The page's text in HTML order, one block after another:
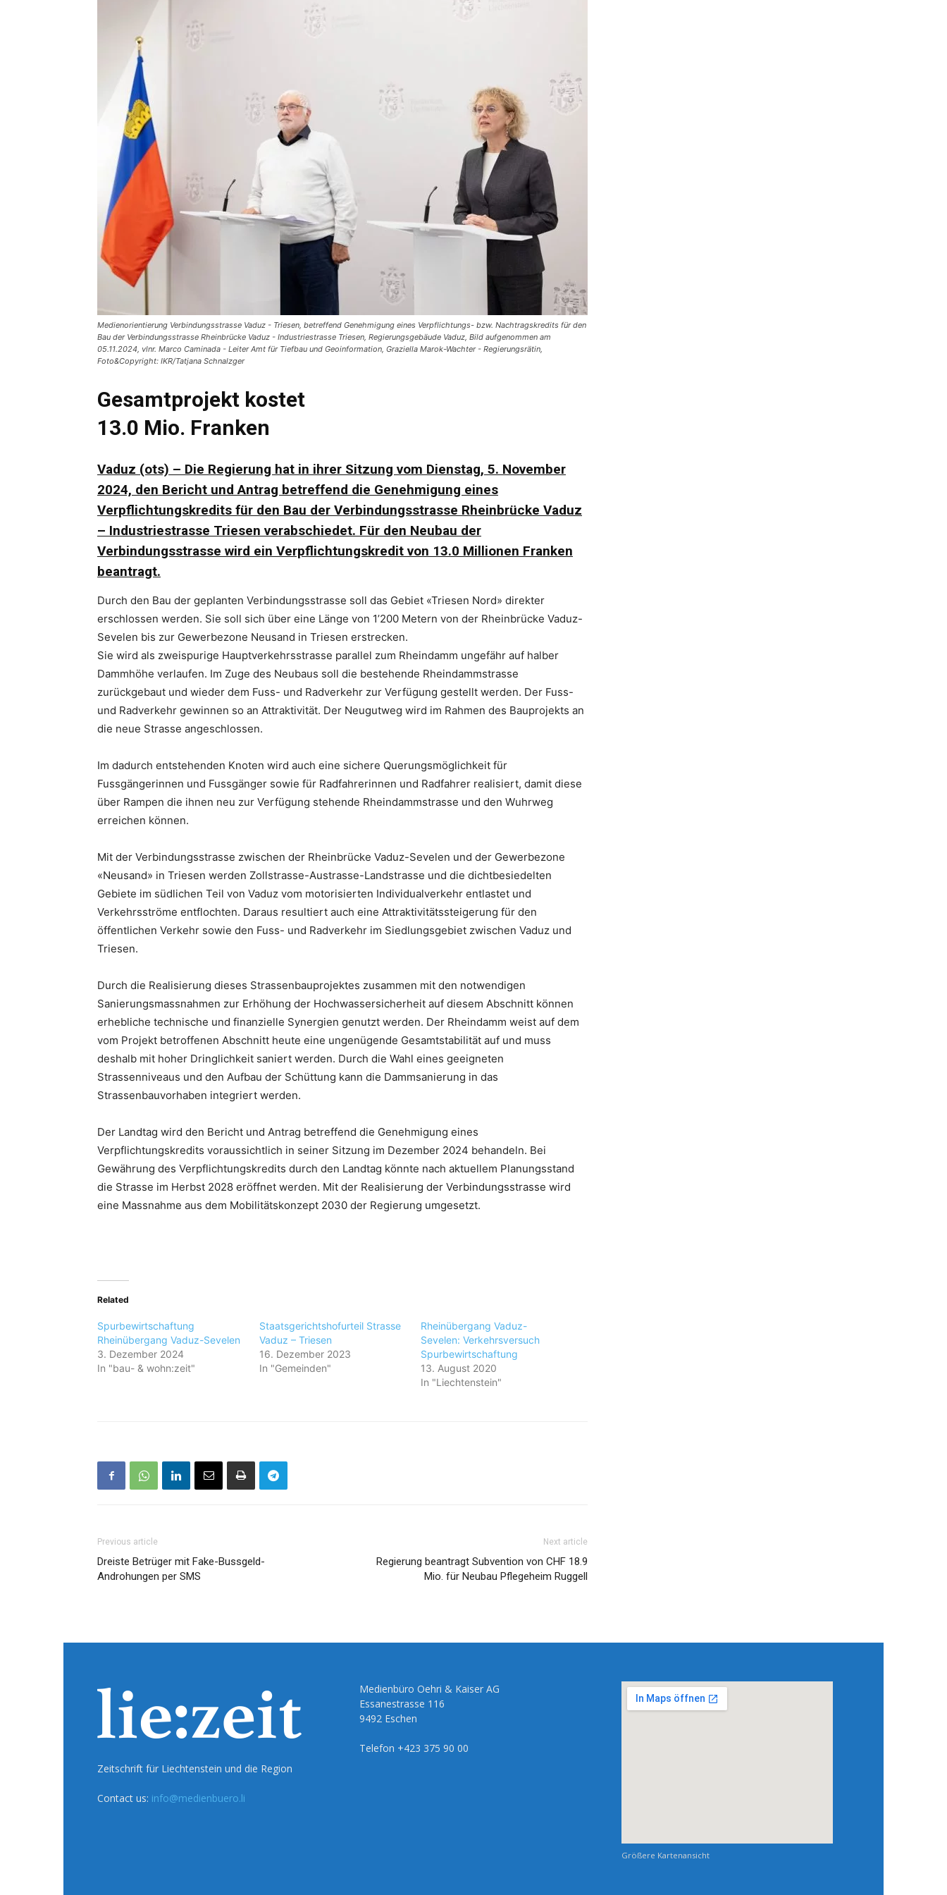
Medienorientierung Verbindungsstrasse Vaduz - Triesen, betreffend Genehmigung eines Verpflichtungs- bzw. Nachtragskredits für den
Bau der Verbindungsstrasse Rheinbrücke Vaduz - Industriestrasse Triesen, Regierungsgebäude Vaduz, Bild aufgenommen am
05.11.2024, vlnr. Marco Caminada - Leiter Amt für Tiefbau und Geoinformation, Graziella Marok-Wachter - Regierungsrätin,
Foto&Copyright: IKR/Tatjana Schnalzger
Gesamtprojekt kostet
13.0 Mio. Franken
Vaduz (ots) – Die Regierung hat in ihrer Sitzung vom Dienstag, 5. November
2024, den Bericht und Antrag betreffend die Genehmigung eines
Verpflichtungskredits für den Bau der Verbindungsstrasse Rheinbrücke Vaduz
– Industriestrasse Triesen verabschiedet. Für den Neubau der
Verbindungsstrasse wird ein Verpflichtungskredit von 13.0 Millionen Franken
beantragt.
Durch den Bau der geplanten Verbindungsstrasse soll das Gebiet «Triesen Nord» direkter
erschlossen werden. Sie soll sich über eine Länge von 1’200 Metern von der Rheinbrücke Vaduz-
Sevelen bis zur Gewerbezone Neusand in Triesen erstrecken.
Sie wird als zweispurige Hauptverkehrsstrasse parallel zum Rheindamm ungefähr auf halber
Dammhöhe verlaufen. Im Zuge des Neubaus soll die bestehende Rheindammstrasse
zurückgebaut und wieder dem Fuss- und Radverkehr zur Verfügung gestellt werden. Der Fuss-
und Radverkehr gewinnen so an Attraktivität. Der Neugutweg wird im Rahmen des Bauprojekts an
die neue Strasse angeschlossen.
Im dadurch entstehenden Knoten wird auch eine sichere Querungsmöglichkeit für
Fussgängerinnen und Fussgänger sowie für Radfahrerinnen und Radfahrer realisiert, damit diese
über Rampen die ihnen neu zur Verfügung stehende Rheindammstrasse und den Wuhrweg
erreichen können.
Mit der Verbindungsstrasse zwischen der Rheinbrücke Vaduz-Sevelen und der Gewerbezone
«Neusand» in Triesen werden Zollstrasse-Austrasse-Landstrasse und die dichtbesiedelten
Gebiete im südlichen Teil von Vaduz vom motorisierten Individualverkehr entlastet und
Verkehrsströme entflochten. Daraus resultiert auch eine Attraktivitätssteigerung für den
öffentlichen Verkehr sowie den Fuss- und Radverkehr im Siedlungsgebiet zwischen Vaduz und
Triesen.
Durch die Realisierung dieses Strassenbauprojektes zusammen mit den notwendigen
Sanierungsmassnahmen zur Erhöhung der Hochwassersicherheit auf diesem Abschnitt können
erhebliche technische und finanzielle Synergien genutzt werden. Der Rheindamm weist auf dem
vom Projekt betroffenen Abschnitt heute eine ungenügende Gesamtstabilität auf und muss
deshalb mit hoher Dringlichkeit saniert werden. Durch die Wahl eines geeigneten
Strassenniveaus und den Aufbau der Schüttung kann die Dammsanierung in das
Strassenbauvorhaben integriert werden.
Der Landtag wird den Bericht und Antrag betreffend die Genehmigung eines
Verpflichtungskredits voraussichtlich in seiner Sitzung im Dezember 2024 behandeln. Bei
Gewährung des Verpflichtungskredits durch den Landtag könnte nach aktuellem Planungsstand
die Strasse im Herbst 2028 eröffnet werden. Mit der Realisierung der Verbindungsstrasse wird
eine Massnahme aus dem Mobilitätskonzept 2030 der Regierung umgesetzt.
Related
Spurbewirtschaftung
Rheinübergang Vaduz-Sevelen
3. Dezember 2024
In "bau- & wohn:zeit"
Staatsgerichtshofurteil Strasse
Vaduz – Triesen
16. Dezember 2023
In "Gemeinden"
Rheinübergang Vaduz-
Sevelen: Verkehrsversuch
Spurbewirtschaftung
13. August 2020
In "Liechtenstein"
Previous article
Dreiste Betrüger mit Fake-Bussgeld-
Androhungen per SMS
Next article
Regierung beantragt Subvention von CHF 18.9
Mio. für Neubau Pflegeheim Ruggell
Zeitschrift für Liechtenstein und die Region
Contact us: info@medienbuero.li
Medienbüro Oehri & Kaiser AG
Essanestrasse 116
9492 Eschen
Telefon +423 375 90 00
Größere Kartenansicht